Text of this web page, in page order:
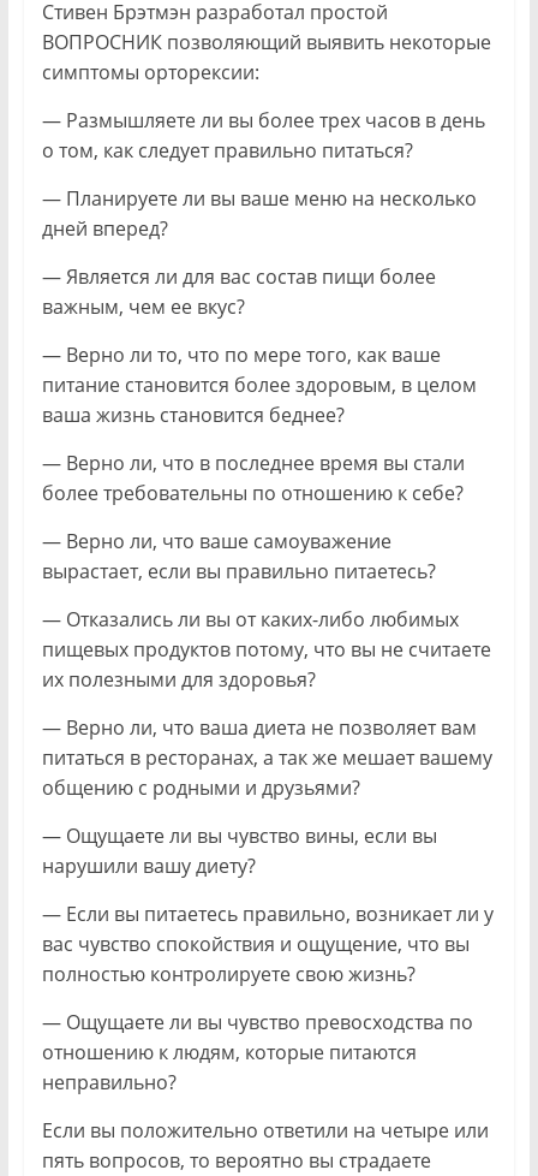
Стивен Брэтмэн разработал простой
ВОПРОСНИК позволяющий выявить некоторые
симптомы орторексии:
— Размышляете ли вы более трех часов в день
о том, как следует правильно питаться?
— Планируете ли вы ваше меню на несколько
дней вперед?
— Является ли для вас состав пищи более
важным, чем ее вкус?
— Верно ли то, что по мере того, как ваше
питание становится более здоровым, в целом
ваша жизнь становится беднее?
— Верно ли, что в последнее время вы стали
более требовательны по отношению к себе?
— Верно ли, что ваше самоуважение
вырастает, если вы правильно питаетесь?
— Отказались ли вы от каких-либо любимых
пищевых продуктов потому, что вы не считаете
их полезными для здоровья?
— Верно ли, что ваша диета не позволяет вам
питаться в ресторанах, а так же мешает вашему
общению с родными и друзьями?
— Ощущаете ли вы чувство вины, если вы
нарушили вашу диету?
— Если вы питаетесь правильно, возникает ли у
вас чувство спокойствия и ощущение, что вы
полностью контролируете свою жизнь?
— Ощущаете ли вы чувство превосходства по
отношению к людям, которые питаются
неправильно?
Если вы положительно ответили на четыре или
пять вопросов, то вероятно вы страдаете